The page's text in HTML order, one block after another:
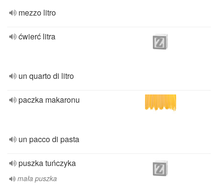
mezzo litro
ćwierć litra
un quarto di litro
paczka makaronu
un pacco di pasta
puszka tuńczyka
mała puszka